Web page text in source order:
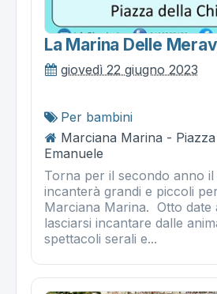
La Marina Delle
giovedì 22 giugno 2023
Per bambini
Marciana Marina -
Emanuele
Torna per il secondo anno il
incanterà grandi e piccoli
Marciana Marina. Otto date
lasciarsi incantare dalle
spettacoli serali e...